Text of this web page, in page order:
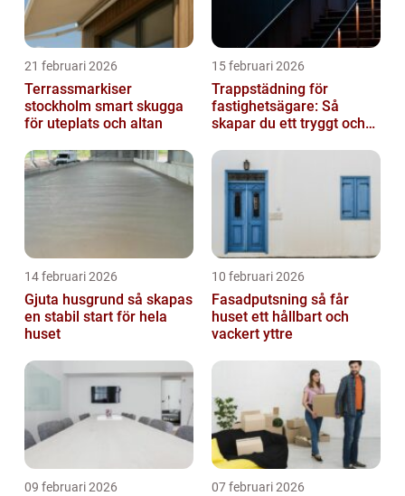
21 februari 2026
Terrassmarkiser
stockholm smart skugga
för uteplats och altan
15 februari 2026
Trappstädning för
fastighetsägare: Så
skapar du ett tryggt och
Stockholm
14 februari 2026
Gjuta husgrund så skapas
en stabil start för hela
huset
10 februari 2026
Fasadputsning så får
huset ett hållbart och
vackert yttre
09 februari 2026 07 februari 2026